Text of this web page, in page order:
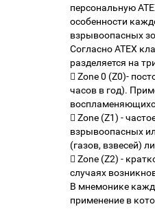
персональную
особенности
взрывоопасных
Согласно ATEX
разделяется на
 Zone 0 (Z0)-
часов в год).
 Zone (Z1) -
взрывоопасных
(газов, взвесей)
 Zone (Z2) -
случаях
В мнемонике
применение в